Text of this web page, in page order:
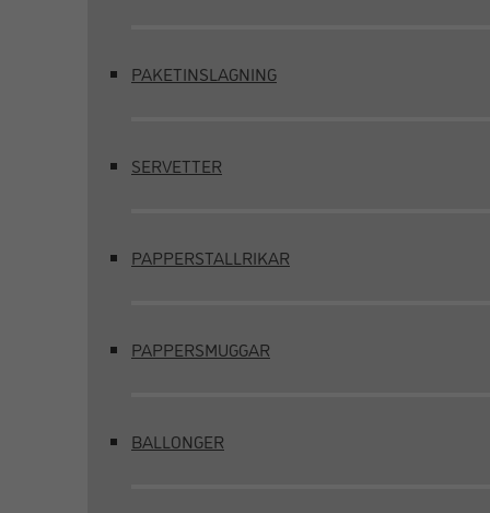
PAKETINSLAGNING
SERVETTER
PAPPERSTALLRIKAR
PAPPERSMUGGAR
BALLONGER